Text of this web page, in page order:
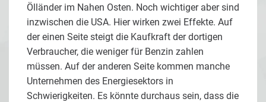
Ölländer im Nahen Osten. Noch wichtiger aber sind
inzwischen die USA. Hier wirken zwei Effekte. Auf
der einen Seite steigt die Kaufkraft der dortigen
Verbraucher, die weniger für Benzin zahlen
müssen. Auf der anderen Seite kommen manche
Unternehmen des Energiesektors in
Schwierigkeiten. Es könnte durchaus sein, dass die